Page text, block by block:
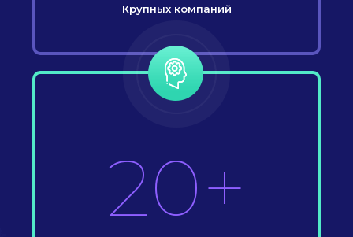
Крупных компаний
20+